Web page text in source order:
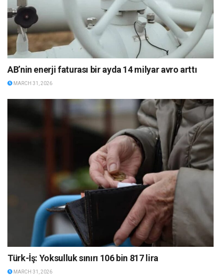
AB’nin enerji faturası bir ayda 14 milyar avro arttı
MARCH 31, 2026
Türk-İş: Yoksulluk sınırı 106 bin 817 lira
MARCH 31, 2026